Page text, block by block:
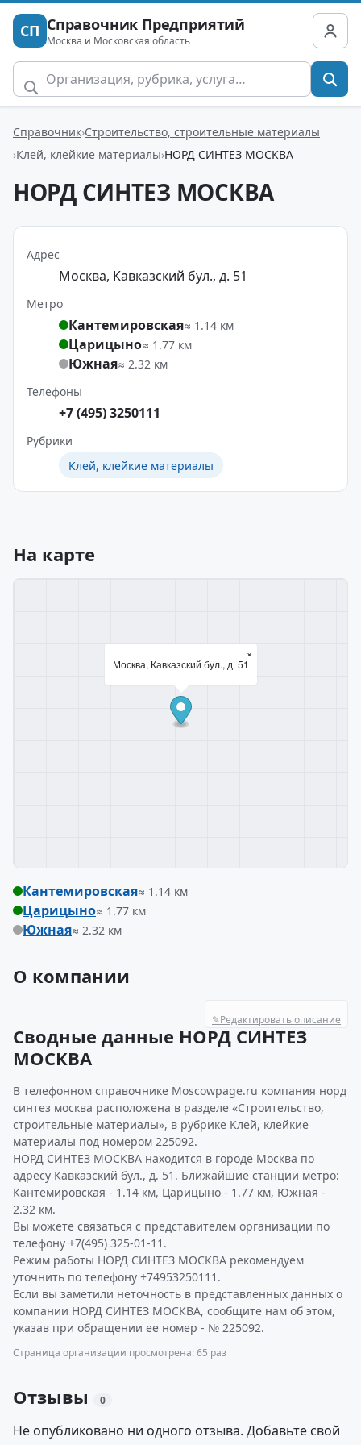
СП Справочник Предприятий
Москва и Московская область
Справочник Строительство, строительные материалы
Клей, клейкие материалы НОРД СИНТЕЗ МОСКВА
НОРД СИНТЕЗ МОСКВА
Адрес
Москва, Кавказский бул., д. 51
Метро
Кантемировская≈ 1.14 км
Царицыно≈ 1.77 км
Южная≈ 2.32 км
Телефоны
+7 (495) 3250111
Рубрики
Клей, клейкие материалы
На карте
Москва, Кавказский бул., д. 51
×
Кантемировская≈ 1.14 км
Царицыно≈ 1.77 км
Южная≈ 2.32 км
О компании
✎Редактировать описание
Сводные данные НОРД СИНТЕЗ
МОСКВА
В телефонном справочнике Moscowpage.ru компания норд
синтез москва расположена в разделе «Строительство,
строительные материалы», в рубрике Клей, клейкие
материалы под номером 225092.
НОРД СИНТЕЗ МОСКВА находится в городе Москва по
адресу Кавказский бул., д. 51. Ближайшие станции метро:
Кантемировская - 1.14 км, Царицыно - 1.77 км, Южная -
2.32 км.
Вы можете связаться с представителем организации по
телефону +7(495) 325-01-11.
Режим работы НОРД СИНТЕЗ МОСКВА рекомендуем
уточнить по телефону +74953250111.
Если вы заметили неточность в представленных данных о
компании НОРД СИНТЕЗ МОСКВА, сообщите нам об этом,
указав при обращении ее номер - № 225092.
Страница организации просмотрена: 65 раз
Отзывы 0
Не опубликовано ни одного отзыва. Добавьте свой